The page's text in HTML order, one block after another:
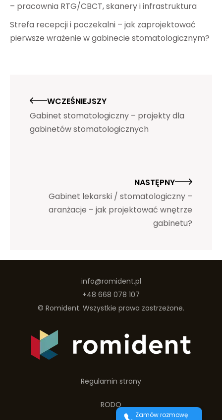
– pracownia RTG/CBCT, skanery i infrastruktura
Strefa recepcji i poczekalni – jak zaprojektować
pierwsze wrażenie w gabinecie stomatologicznym?
WCZEŚNIEJSZY
Gabinet stomatologiczny – projekty dla
gabinetów stomatologicznych
NASTĘPNY
Gabinet lekarski / stomatologiczny –
aranżacje – jak projektować wnętrze
gabinetu?
info@romident.pl
+48 668 078 107
© Romident. Wszystkie prawa zastrzeżone.
Regulamin strony
RODO
Zamów rozmowę